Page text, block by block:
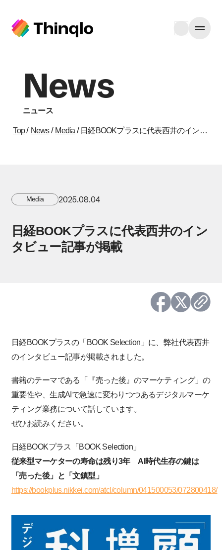
News
ニュース
Top/ News/ Media / 日経BOOKプラスに代表西井のインタビュー記事が掲載
Media 2025.08.04
日経BOOKプラスに代表西井のイン
タビュー記事が掲載
日経BOOKプラスの「BOOK Selection」に、弊社代表西井
のインタビュー記事が掲載されました。
書籍のテーマである「『売った後』のマーケティング」の
重要性や、生成AIで急速に変わりつつあるデジタルマーケ
ティング業務について話しています。
ぜひお読みください。
日経BOOKプラス「BOOK Selection」
従来型マーケターの寿命は残り3年 AI時代生存の鍵は
「売った後」と「文鎮型」
https://bookplus.nikkei.com/atcl/column/041500053/072800418/